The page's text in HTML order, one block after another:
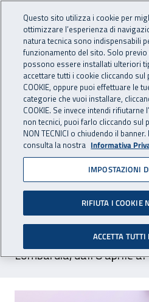
INAIL -
Navigazione
Navigazione - Ti trovi in:
Home Inail comunica Eventi
dal 08 aprile al 10
Evento -
nuova tariffa e
2018
Lombardia, dall'8 aprile
Questo sito utilizza i cookie per
ottimizzare l’esperienza di
natura tecnica sono indispensabili
funzionamento del sito. Solo previo
possono essere installati ulteriori
accettare tutti i cookie cliccando sul
COOKIE, oppure puoi effettuare le
categorie che vuoi installare,
COOKIE. Se invece intendi
non tecnici, puoi farlo cliccando sul
NON TECNICI o chiudendo il
consulta la nostra Informativa
IMPOSTAZIONI
RIFIUTA I COOKIE
ACCETTA